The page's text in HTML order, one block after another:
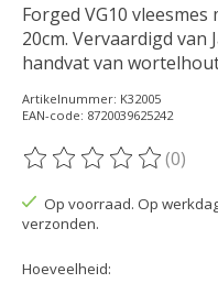
Forged VG10
20cm. Vervaardigd van
handvat van
Artikelnummer: K32005
EAN-code: 8720039625242
De beoordeling van dit
(0)
Op voorraad. Op
verzonden.
Hoeveelheid: